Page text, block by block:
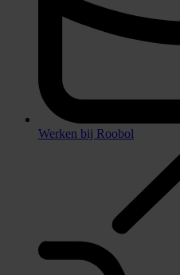
Werken bij Roobol